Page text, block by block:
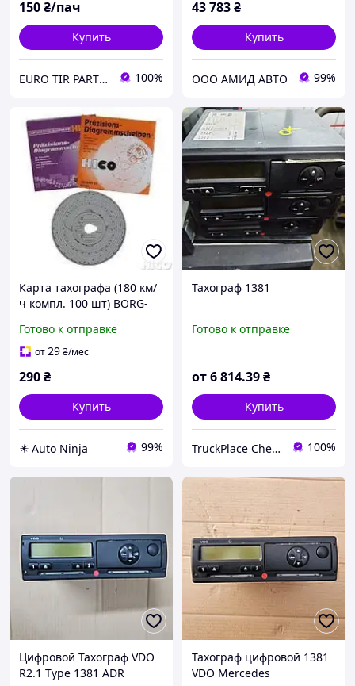
150₴/пач
Купить
EURO TIR PARTS "etparts.com.ua" 100%
43 783₴
Купить
ООО АМИД АВТО 99%
Карта тахографа (180 км/
ч компл. 100 шт) BORG-
Готово к отправке
от29₴/мес
290₴
Купить
✴️ Auto Ninja 99%
Тахограф 1381
Готово к отправке
от6 814.39₴
Купить
TruckPlace Chernivtsi 100%
Цифровой Тахограф VDO
R2.1 Type 1381 ADR
Тахограф цифровой 1381
VDO Mercedes